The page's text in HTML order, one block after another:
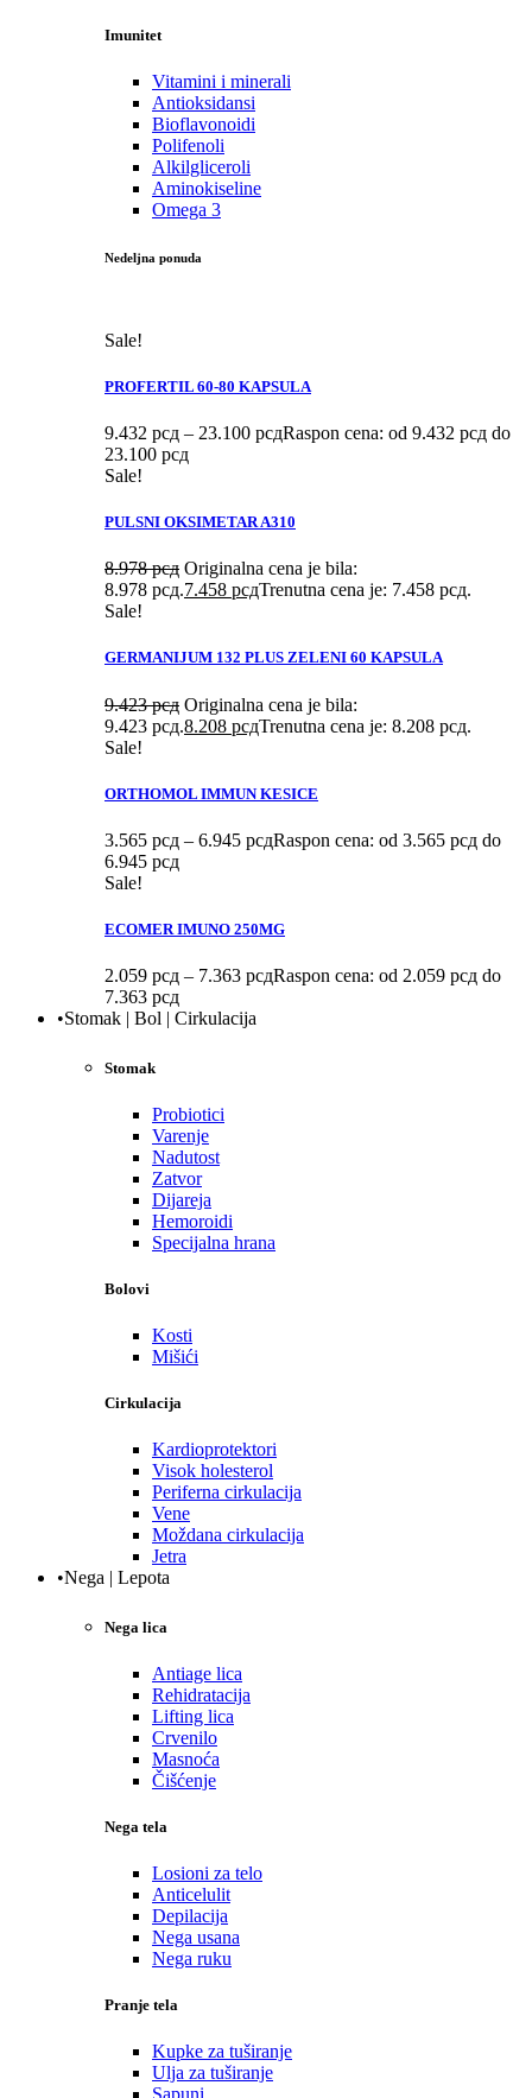
Imunitet
Vitamini i minerali
Antioksidansi
Bioflavonoidi
Polifenoli
Alkilgliceroli
Aminokiseline
Omega 3
Nedeljna ponuda
Sale!
PROFERTIL 60-80 KAPSULA
9.432 рсд – 23.100 рсдRaspon cena: od 9.432 рсд do
23.100 рсд
Sale!
PULSNI OKSIMETAR A310
8.978рсд Originalna cena je bila:
8.978 рсд.7.458 рсдTrenutna cena je: 7.458 рсд.
Sale!
GERMANIJUM 132 PLUS ZELENI 60 KAPSULA
9.423рсд Originalna cena je bila:
9.423 рсд.8.208 рсдTrenutna cena je: 8.208 рсд.
Sale!
ORTHOMOL IMMUN KESICE
3.565 рсд – 6.945 рсдRaspon cena: od 3.565 рсд do
6.945 рсд
Sale!
ECOMER IMUNO 250MG
2.059 рсд – 7.363 рсдRaspon cena: od 2.059 рсд do
7.363 рсд
•Stomak | Bol | Cirkulacija
Stomak
Probiotici
Varenje
Nadutost
Zatvor
Dijareja
Hemoroidi
Specijalna hrana
Bolovi
Kosti
Mišići
Cirkulacija
Kardioprotektori
Visok holesterol
Periferna cirkulacija
Vene
Moždana cirkulacija
Jetra
•Nega | Lepota
Nega lica
Antiage lica
Rehidratacija
Lifting lica
Crvenilo
Masnoća
Čišćenje
Nega tela
Losioni za telo
Anticelulit
Depilacija
Nega usana
Nega ruku
Pranje tela
Kupke za tuširanje
Ulja za tuširanje